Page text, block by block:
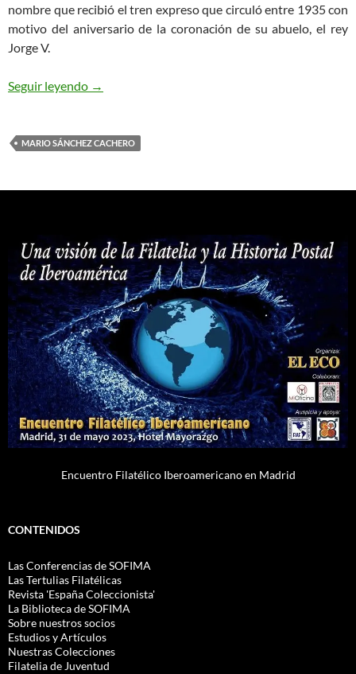
nombre que recibió el tren expreso que circuló entre 1935 con
motivo del aniversario de la coronación de su abuelo, el rey
Jorge V.
Seguir leyendo Un recuerdo filatélico
→
MARIO SÁNCHEZ CACHERO
Encuentro Filatélico Iberoamericano en Madrid
CONTENIDOS
Las Conferencias de SOFIMA
Las Tertulias Filatélicas
Revista 'España Coleccionista'
La Biblioteca de SOFIMA
Sobre nuestros socios
Estudios y Artículos
Nuestras Colecciones
Filatelia de Juventud